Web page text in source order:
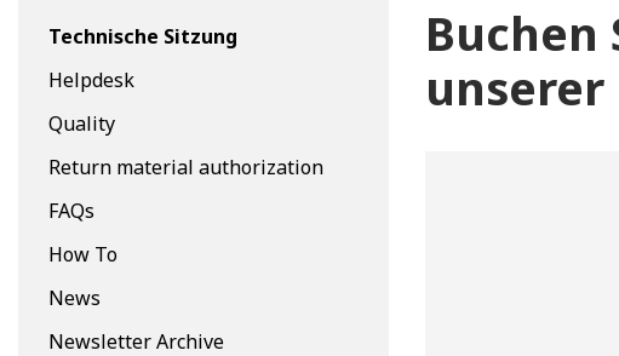
Technische Sitzung
Helpdesk
Quality
Return material authorization
FAQs
How To
News
Newsletter Archive
Buchen
unserer